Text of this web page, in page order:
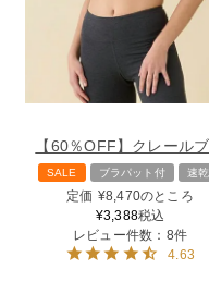
【60％OFF】クレール
SALE ブラパット付 速乾
定価 ¥8,470のところ
¥3,388税込
レビュー件数：8件
4.63